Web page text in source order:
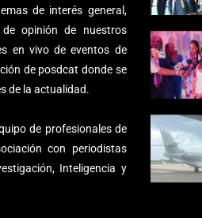
de interés general,
opinión de nuestros
en vivo de eventos de
de posdcat donde se
de la actualidad.
de profesionales de
con periodistas
Inteligencia y